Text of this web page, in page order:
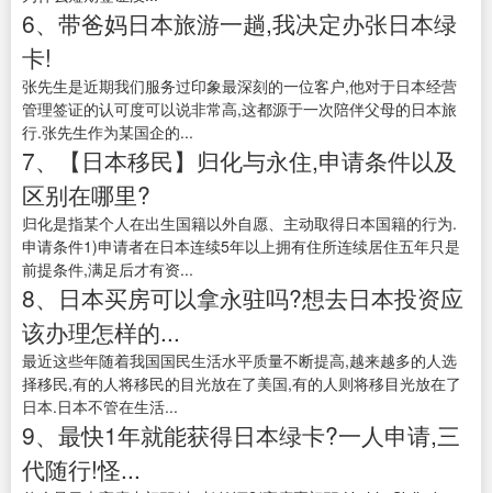
6、带爸妈日本旅游一趟,我决定办张日本绿
卡!
张先生是近期我们服务过印象最深刻的一位客户,他对于日本经营
管理签证的认可度可以说非常高,这都源于一次陪伴父母的日本旅
行.张先生作为某国企的...
7、【日本移民】归化与永住,申请条件以及
区别在哪里?
归化是指某个人在出生国籍以外自愿、主动取得日本国籍的行为.
申请条件1)申请者在日本连续5年以上拥有住所连续居住五年只是
前提条件,满足后才有资...
8、日本买房可以拿永驻吗?想去日本投资应
该办理怎样的...
最近这些年随着我国国民生活水平质量不断提高,越来越多的人选
择移民,有的人将移民的目光放在了美国,有的人则将移目光放在了
日本.日本不管在生活...
9、最快1年就能获得日本绿卡?一人申请,三
代随行!怪...